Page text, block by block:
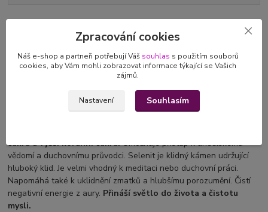
Kompletní specifikace
S láskou vyrobený
minerální náramek z drahých
kamenůselenitu vám ukáže , že máte v sobějedinečnou jiskru
spektrum silného, jasného světla a uvede Vás do souladu
čakru a vyššíkorunní čakru.Umožňuje přístup k andělskému
vědomí a duchovnímu průvodci. Selenit je klidný kámen udržující
hluboký klid. Je velmi vhodný k meditaci nebo duchovní práci.
Napomáhá také k uklidnění zmatků a hlubšímu porozumění. Čistí
negativní energie z aury. Přináší světlo do života a čistotu
mysli.
Zpracování cookies
Náš e-shop a partneři potřebují Váš souhlas s použitím souborů
cookies, aby Vám mohli zobrazovat informace týkající se Vašich
zájmů.
Nastavení Souhlasím